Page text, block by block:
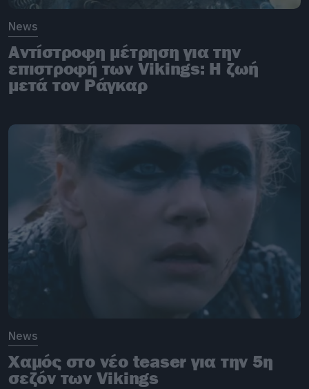
News
Αντίστροφη μέτρηση για την
επιστροφή των Vikings: H ζωή
μετά τον Ράγκαρ
News
Χαμός στο νέο teaser για την 5η
σεζόν των Vikings